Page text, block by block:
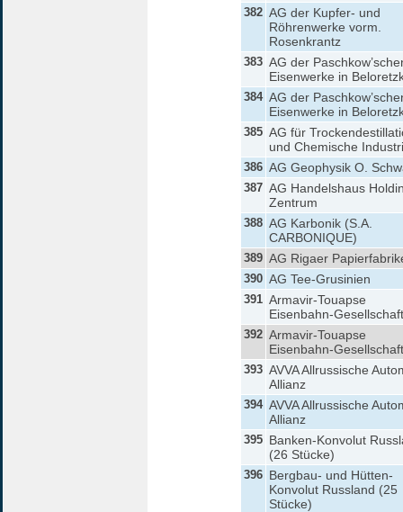
382 AG der Kupfer- und
Röhrenwerke vorm.
Rosenkrantz
383 AG der
Eisenwerke in
384 AG der
Eisenwerke in
385 AG für
und Chemische
386 AG Geophysik O.
387 AG Handelshaus
Zentrum
388 AG Karbonik (S.A.
CARBONIQUE)
389 AG Rigaer
390 AG Tee-Grusinien
391 Armavir-Touapse
Eisenbahn-Gesellschaft
392 Armavir-Touapse
Eisenbahn-Gesellschaft
393 AVVA Allrussische
Allianz
394 AVVA Allrussische
Allianz
395 Banken-Konvolut
(26 Stücke)
396 Bergbau- und Hütten-
Konvolut Russland (25
Stücke)